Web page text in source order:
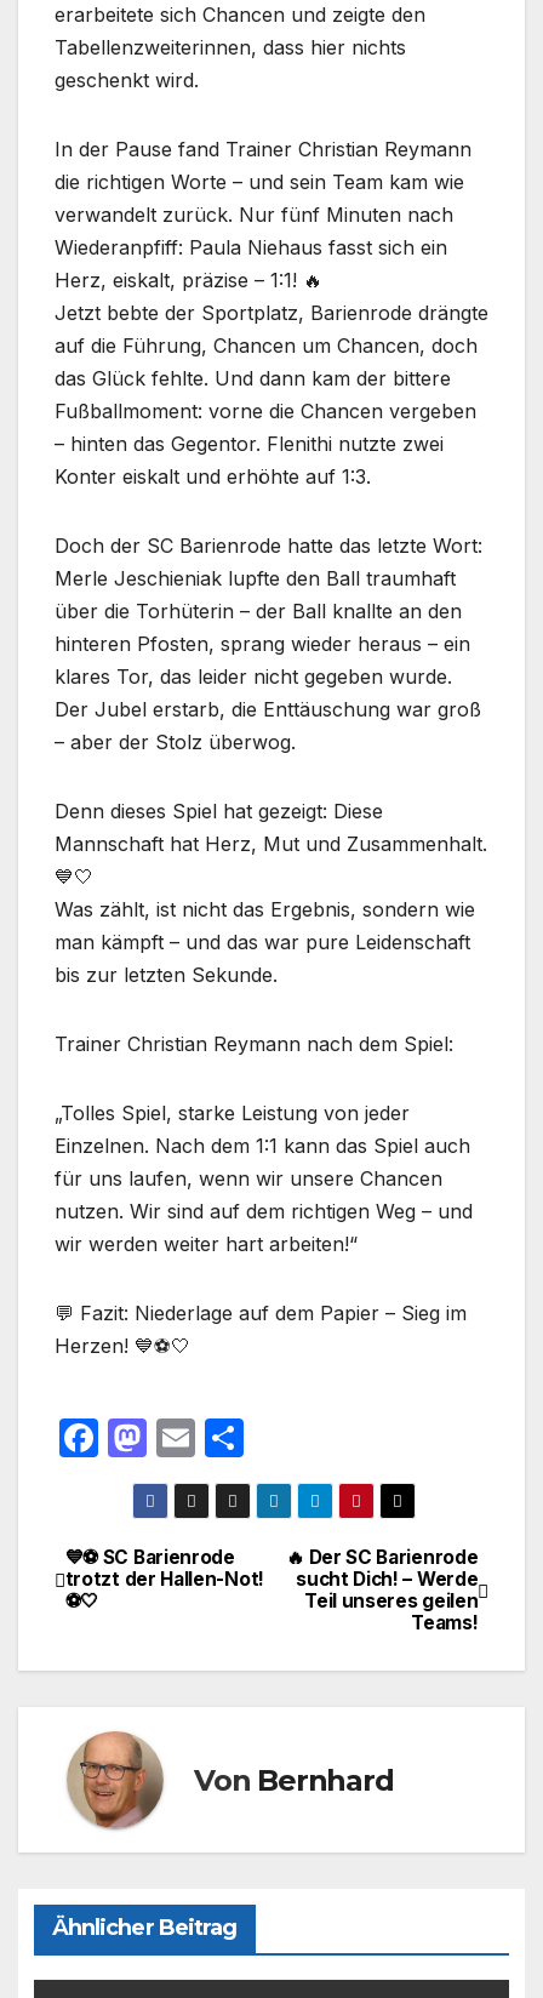
erarbeitete sich Chancen und zeigte den
Tabellenzweiterinnen, dass hier nichts
geschenkt wird.
In der Pause fand Trainer Christian Reymann
die richtigen Worte – und sein Team kam wie
verwandelt zurück. Nur fünf Minuten nach
Wiederanpfiff: Paula Niehaus fasst sich ein
Herz, eiskalt, präzise – 1:1! 🔥
Jetzt bebte der Sportplatz, Barienrode drängte
auf die Führung, Chancen um Chancen, doch
das Glück fehlte. Und dann kam der bittere
Fußballmoment: vorne die Chancen vergeben
– hinten das Gegentor. Flenithi nutzte zwei
Konter eiskalt und erhöhte auf 1:3.
Doch der SC Barienrode hatte das letzte Wort:
Merle Jeschieniak lupfte den Ball traumhaft
über die Torhüterin – der Ball knallte an den
hinteren Pfosten, sprang wieder heraus – ein
klares Tor, das leider nicht gegeben wurde.
Der Jubel erstarb, die Enttäuschung war groß
– aber der Stolz überwog.
Denn dieses Spiel hat gezeigt: Diese
Mannschaft hat Herz, Mut und Zusammenhalt.
💙🤍
Was zählt, ist nicht das Ergebnis, sondern wie
man kämpft – und das war pure Leidenschaft
bis zur letzten Sekunde.
Trainer Christian Reymann nach dem Spiel:
„Tolles Spiel, starke Leistung von jeder
Einzelnen. Nach dem 1:1 kann das Spiel auch
für uns laufen, wenn wir unsere Chancen
nutzen. Wir sind auf dem richtigen Weg – und
wir werden weiter hart arbeiten!“
💬 Fazit: Niederlage auf dem Papier – Sieg im
Herzen! 💙⚽🤍
F
e
b
o
M
a
st
o
d
n
E
m
ail
ei
le
Beitragsnavigation
🔥 Der SC Barienrode
sucht Dich! – Werde
Teil unseres geilen
Teams!
💙⚽ SC Barienrode
trotzt der Hallen-Not!
⚽🤍
Von Bernhard
Ähnlicher Beitrag